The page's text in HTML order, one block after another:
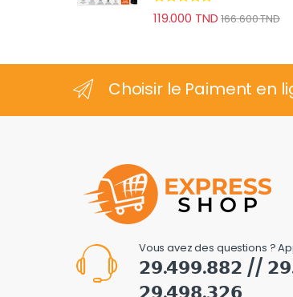
Note4.67
sur 5
119.000 TND 166.600TND
Choisir le Paiment en
Vous avez des questions ?
𝟮𝟵.𝟰𝟵𝟵.𝟴𝟴𝟮 //